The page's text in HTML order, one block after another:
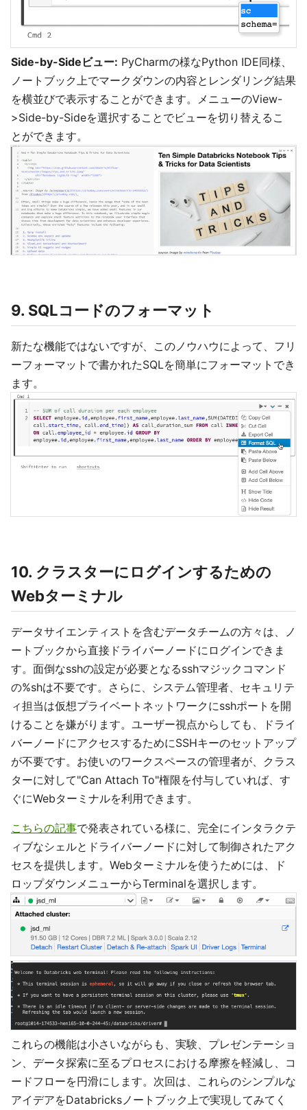
Side-by-Sideビュー: PyCharmの様なPython IDE同様、
ノートブック上でマークダウンの内容とレンダリング結果
を横並びで表示することができます。メニューのView-
>Side-by-Sideを選択することでビューを切り替えるこ
とができます。
9. SQLコードのフォーマット
新たな機能ではないですが、このノウハウによって、フリ
ーフォーマットで書かれたSQLを簡単にフォーマットでき
ます。
10. クラスターにログインするための
Webターミナル
データサイエンティストを含むデータチームの方々は、ノ
ートブックから直接ドライバーノードにログインできま
す。面倒なsshの設定が必要となるsshマジックコマンド
の%shは不要です。さらに、システム管理者、セキュリテ
ィ担当は仮想プライベートネットワークにsshポートを開
けることを嫌がります。ユーザー視点からしても、ドライ
バーノードにアクセスするためにSSHキーのセットアップ
が不要です。お使いのワークスペースの管理者が、クラス
ターに対して"Can Attach To"権限を付与していれば、す
ぐにWebターミナルを利用できます。
こちらの記事で発表されている様に、完全にインタラクテ
ィブなシェルとドライバーノードに対して制御されたアク
セスを提供します。Webターミナルを使うためには、ド
ロップダウンメニューからTerminalを選択します。
これらの機能は小さいながらも、実験、プレゼンテーショ
ン、データ探索に至るプロセスにおける摩擦を軽減し、コ
ードフローを円滑にします。次回は、これらのシンプルな
アイデアをDatabricksノートブック上で実現してみてく